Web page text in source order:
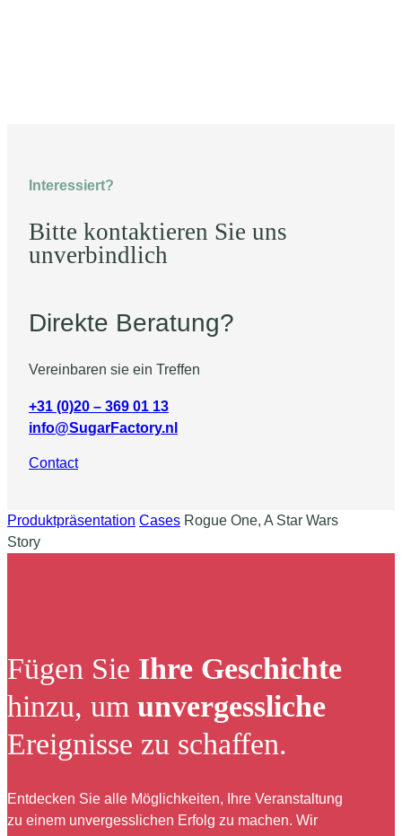
Interessiert?
Bitte kontaktieren Sie uns
unverbindlich
Direkte Beratung?
Vereinbaren sie ein Treffen
+31 (0)20 – 369 01 13
info@SugarFactory.nl
Contact
Produktpräsentation Cases Rogue One, A Star Wars
Story
Fügen Sie Ihre Geschichte
hinzu, um unvergessliche
Ereignisse zu schaffen.
Entdecken Sie alle Möglichkeiten, Ihre Veranstaltung
zu einem unvergesslichen Erfolg zu machen. Wir